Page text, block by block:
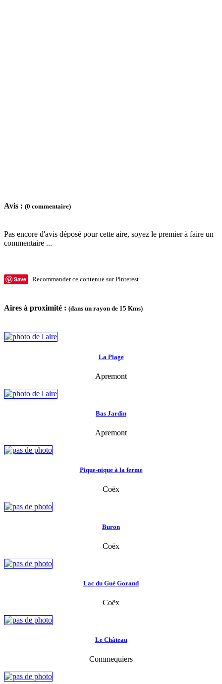
Avis : (0 commentaire)
Pas encore d'avis déposé pour cette aire, soyez le premier à faire un
commentaire ...
Save Recommander ce contenue sur Pinterest
Aires à proximité : (dans un rayon de 15 Kms)
La Plage
Apremont
Bas Jardin
Apremont
Pique-nique à la ferme
Coëx
Buron
Coëx
Lac du Gué Gorand
Coëx
Le Château
Commequiers